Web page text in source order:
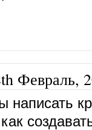
Февраль,